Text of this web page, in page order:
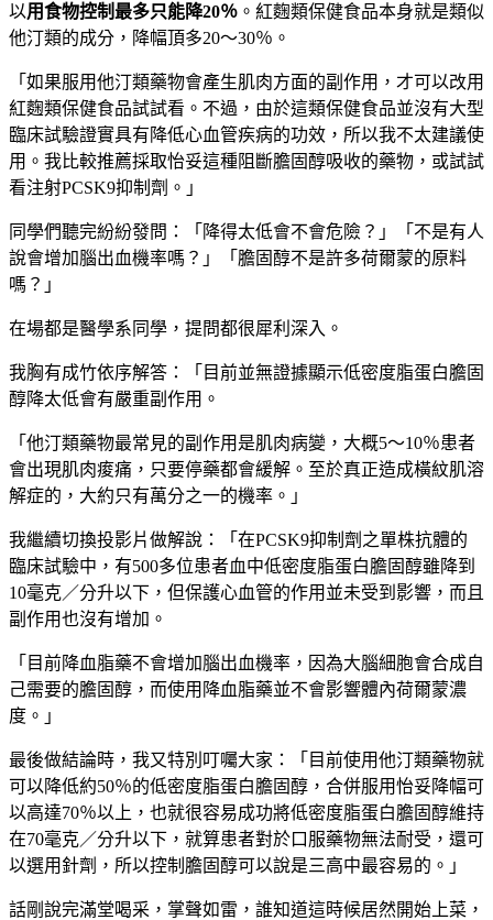
以用食物控制最多只能降20％ 。紅麴類保健食品本身就是類似
他汀類的成分，降幅頂多20～30％。
「如果服用他汀類藥物會產生肌肉方面的副作用，才可以改用
紅麴類保健食品試試看。不過，由於這類保健食品並沒有大型
臨床試驗證實具有降低心血管疾病的功效，所以我不太建議使
用。我比較推薦採取怡妥這種阻斷膽固醇吸收的藥物，或試試
看注射PCSK9抑制劑。」
同學們聽完紛紛發問：「降得太低會不會危險？」「不是有人
說會增加腦出血機率嗎？」「膽固醇不是許多荷爾蒙的原料
嗎？」
在場都是醫學系同學，提問都很犀利深入。
我胸有成竹依序解答：「目前並無證據顯示低密度脂蛋白膽固
醇降太低會有嚴重副作用。
「他汀類藥物最常見的副作用是肌肉病變，大概5～10％患者
會出現肌肉痠痛，只要停藥都會緩解。至於真正造成橫紋肌溶
解症的，大約只有萬分之一的機率。」
我繼續切換投影片做解說：「在PCSK9抑制劑之單株抗體的
臨床試驗中，有500多位患者血中低密度脂蛋白膽固醇雖降到
10毫克／分升以下，但保護心血管的作用並未受到影響，而且
副作用也沒有增加。
「目前降血脂藥不會增加腦出血機率，因為大腦細胞會合成自
己需要的膽固醇，而使用降血脂藥並不會影響體內荷爾蒙濃
度。」
最後做結論時，我又特別叮囑大家：「目前使用他汀類藥物就
可以降低約50％的低密度脂蛋白膽固醇，合併服用怡妥降幅可
以高達70％以上，也就很容易成功將低密度脂蛋白膽固醇維持
在70毫克／分升以下，就算患者對於口服藥物無法耐受，還可
以選用針劑，所以控制膽固醇可以說是三高中最容易的。」
話剛說完滿堂喝采，掌聲如雷，誰知道這時候居然開始上菜，